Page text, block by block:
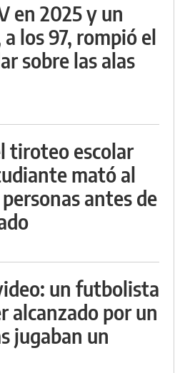
en 2025 y un
los 97, rompió el
sobre las alas
tiroteo escolar
mató al
antes de
un futbolista
alcanzado por un
jugaban un